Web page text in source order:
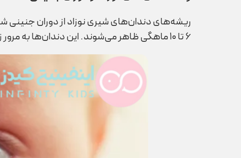
۶ تا ۱۰ ماهگی ظاهر می‌شوند. این دندان‌ها به مرور زمان رشد می‌کنند و باعث بروز علائم مختلف در نوزاد می‌شوند که والدین باید به آن‌ها توجه کنند.